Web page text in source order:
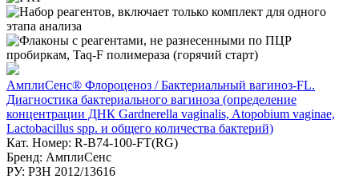
АмплиСенс® Флороценоз / Бактериальный вагиноз-FL.
Диагностика бактериального вагиноза (определение
концентрации ДНК Gardnerella vaginalis, Atopobium vaginae,
Lactobacillus spp. и общего количества бактерий)
Кат. Номер: R-B74-100-FT(RG)
Бренд: АмплиСенс
РУ: РЗН 2012/13616